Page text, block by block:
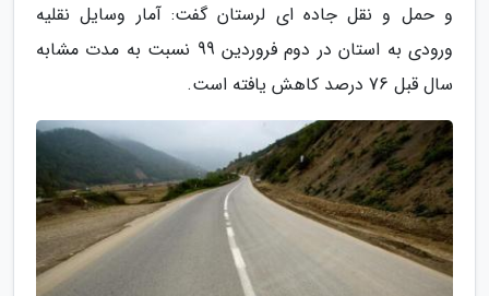
و حمل و نقل جاده ای لرستان گفت: آمار وسایل نقلیه
ورودی به استان در دوم فروردین 99 نسبت به مدت مشابه
سال قبل 76 درصد کاهش یافته است.